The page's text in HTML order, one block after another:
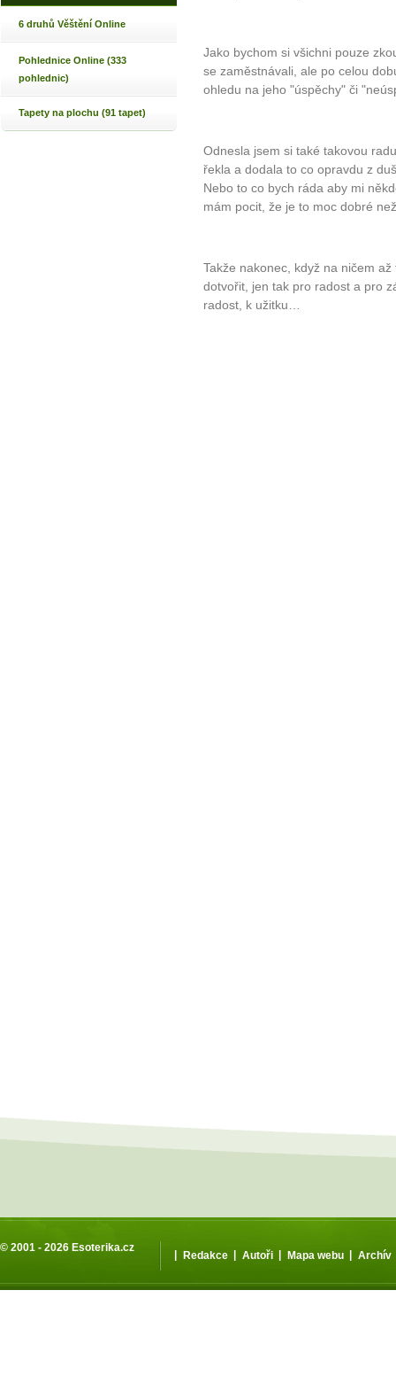
6 druhů Věštění Online
Pohlednice Online (333
pohlednic)
Tapety na plochu (91 tapet)
Jako bychom si všichni pouze
se zaměstnávali, ale po celou
ohledu na jeho "úspěchy" či
Odnesla jsem si také takovou
řekla a dodala to co opravdu z
Nebo to co bych ráda aby mi
mám pocit, že je to moc dobré
Takže nakonec, když na ničem
dotvořit, jen tak pro radost a pro
radost, k užitku…
© 2001 - 2026 Esoterika.cz
| Redakce | Autoři | Mapa webu | Archív